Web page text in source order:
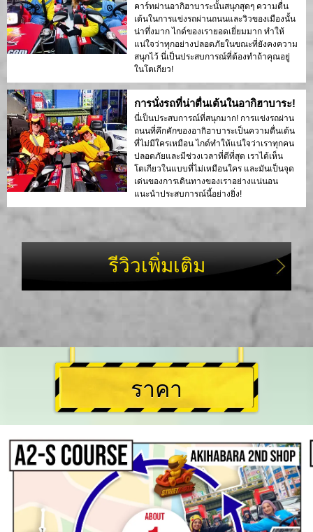
คาร์ทผ่านอากิฮาบาระนั้นสนุกสุดๆ ความตื่น
เต้นในการแข่งรถผ่านถนนและวิวของเมืองนั้น
น่าทึ่งมาก ไกด์ของเรายอดเยี่ยมมาก ทำให้
แน่ใจว่าทุกอย่างปลอดภัยในขณะที่ยังคงความ
สนุกไว้ นี่เป็นประสบการณ์ที่ต้องทำถ้าคุณอยู่
ในโตเกียว!
การนั่งรถที่น่าตื่นเต้นในอากิฮาบาระ!
นี่เป็นประสบการณ์ที่สนุกมาก! การแข่งรถผ่าน
ถนนที่คึกคักของอากิฮาบาระเป็นความตื่นเต้น
ที่ไม่มีใครเหมือน ไกด์ทำให้แน่ใจว่าเราทุกคน
ปลอดภัยและมีช่วงเวลาที่ดีที่สุด เราได้เห็น
โตเกียวในแบบที่ไม่เหมือนใคร และมันเป็นจุด
เด่นของการเดินทางของเราอย่างแน่นอน
แนะนำประสบการณ์นี้อย่างยิ่ง!
รีวิวเพิ่มเติม
ราคา